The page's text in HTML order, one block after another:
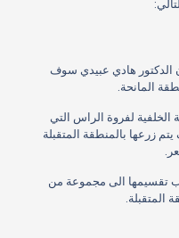
الدكتور هادي عبيدي سوف
المانحة.
لفروة الراس التي
زرعها بالمنطقة المتقبلة
تقسيمها الى مجموعة من
المتقبلة.